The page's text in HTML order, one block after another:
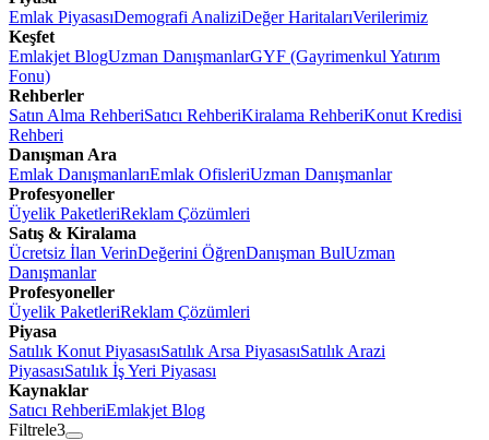
Emlak PiyasasıDemografi AnaliziDeğer HaritalarıVerilerimiz
Keşfet
Emlakjet BlogUzman DanışmanlarGYF (Gayrimenkul Yatırım
Fonu)
Rehberler
Satın Alma RehberiSatıcı RehberiKiralama RehberiKonut Kredisi
Rehberi
Danışman Ara
Emlak DanışmanlarıEmlak OfisleriUzman Danışmanlar
Profesyoneller
Üyelik PaketleriReklam Çözümleri
Satış & Kiralama
Ücretsiz İlan VerinDeğerini ÖğrenDanışman BulUzman
Danışmanlar
Profesyoneller
Üyelik PaketleriReklam Çözümleri
Piyasa
Satılık Konut PiyasasıSatılık Arsa PiyasasıSatılık Arazi
PiyasasıSatılık İş Yeri Piyasası
Kaynaklar
Satıcı RehberiEmlakjet Blog
Filtrele3